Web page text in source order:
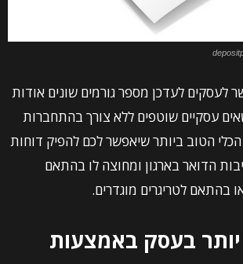
לעסקים לעדכן מספר גורמים שונים אודות
עסקיים שוטפים ללא צורך בהתחברות
הטוב ביותר שיאפשר לכם להפיק דוחות
הדואר בארגון ומחוצה לו בהתאם
בהתאם לטריגרים מוגדרים.
בעסק באמצעות